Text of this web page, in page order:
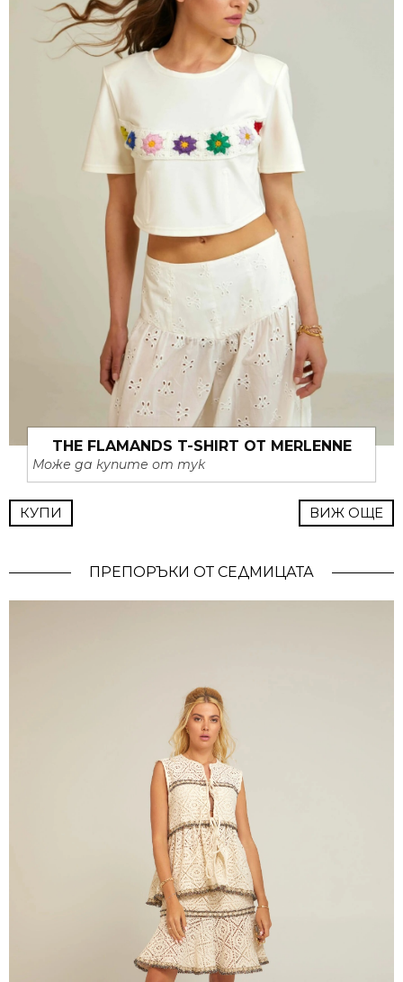
THE FLAMANDS T-SHIRT ОТ MERLENNE
Може да купите от тук
КУПИ ВИЖ ОЩЕ
ПРЕПОРЪКИ ОТ СЕДМИЦАТА